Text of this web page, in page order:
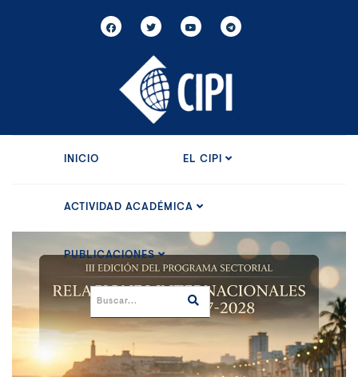
INICIO EL CIPI
ACTIVIDAD ACADÉMICA
PUBLICACIONES